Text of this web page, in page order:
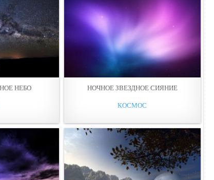
НЕБО НОЧНОЕ ЗВЕЗДНОЕ СИЯНИЕ
КОСМОС